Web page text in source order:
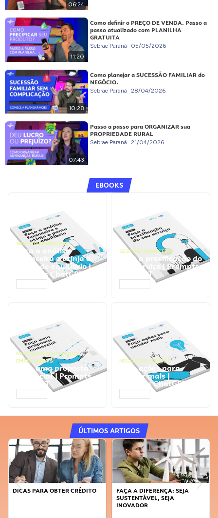
06:24
11:20
Como definir o PREÇO DE VENDA. Passo a
passo atualizado com PLANILHA
GRATUITA
Sebrae Paraná 05/05/2026
10:28
Como planejar a SUCESSÃO FAMILIAR do
NEGÓCIO.
Sebrae Paraná 28/04/2026
07:43
Passo a passo para ORGANIZAR sua
PROPRIEDADE RURAL
Sebrae Paraná 21/04/2026
EBOOKS
GESTÃO FINANCEIRA
Faça a análise
financeira e atinja o
ponto de equilíbrio |
Prompts ChatGPT
GESTÃO FINANCEIRA
Faça a precificação do
seu serviço | Prompts
ChatGPT
NEGÓCIOS, PROCESSOS
EMPRESARIAIS
Faça uma proposta
comercial | Prompts
ChatGPT
NEGÓCIOS, VENDAS
Faça ações para
vender mais |
Prompts ChatGPT
ÚLTIMOS ARTIGOS
DICAS PARA OBTER CRÉDITO
FAÇA A DIFERENÇA: SEJA
SUSTENTÁVEL, SEJA
INOVADOR